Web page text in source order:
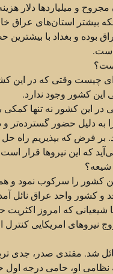
و میلیاردها دلار
بیشتر استان‌های عراق
بوده و بغداد با بیشترین
است.
چیست وقتی که در این
کشور وجود ندارد.
در این کشور نه تنها کمکی
به دلیل حضور
بر فرض که بپذیریم راه
که این نیروها قرار
شیعه؟
کشور را سرکوب نمود و
کشور واحد عراق نائل
که امروز اکثریت
نیروهای امریکایی کنترل
شد. مقتدی صدر، جدی
نظامی او، حامی درجه